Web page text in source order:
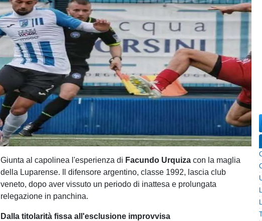
Giunta al capolinea l'esperienza di Facundo Urquizacon la maglia
della Luparense. Il difensore argentino, classe 1992, lascia club
veneto, dopo aver vissuto un periodo di inattesa e prolungata
relegazione in panchina.
Dalla titolarità fissa all'esclusione improvvisa